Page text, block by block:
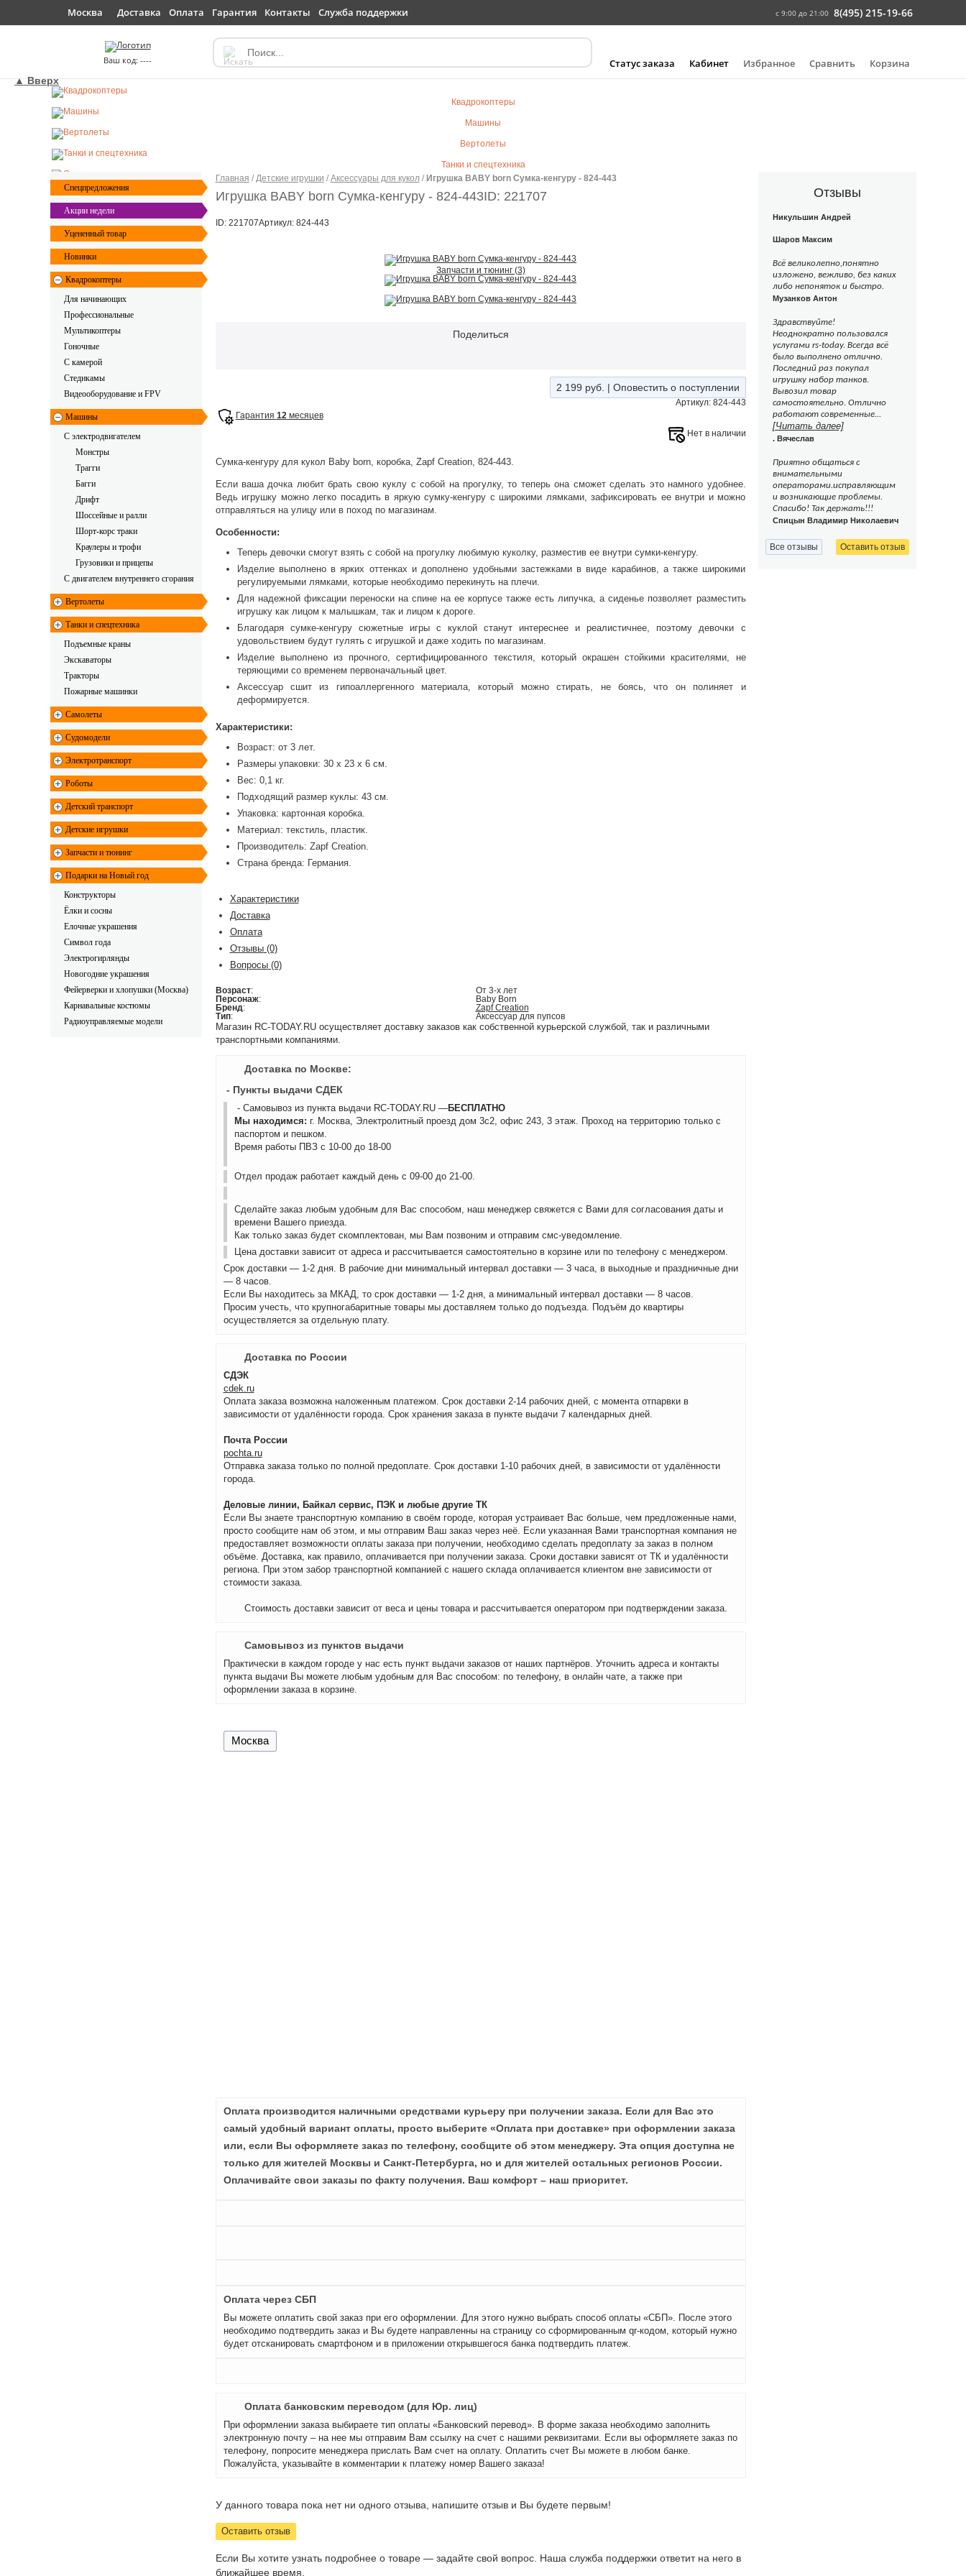
Москва Доставка Оплата Гарантия Контакты Служба поддержки с 9:00 до 21:00 8(495) 215-19-66
---- Статус заказа Кабинет Избранное Сравнить Корзина
Квадрокоптеры
Машины
Вертолеты
Танки и спецтехника
Детский транспорт
Спецпредложения
Акции недели
Уцененный товар
Новинки
Квадрокоптеры
Для начинающих
Профессиональные
Мультикоптеры
Гоночные
C камерой
Стедикамы
Видеооборудование и FPV
Машины
С электродвигателем
Монстры
Трагги
Багги
Дрифт
Шоссейные и ралли
Шорт-корс траки
Краулеры и трофи
Грузовики и прицепы
С двигателем внутреннего сгорания
Вертолеты
Танки и спецтехника
Подъемные краны
Экскаваторы
Тракторы
Пожарные машинки
Самолеты
Судомодели
Электротранспорт
Роботы
Детский транспорт
Детские игрушки
Запчасти и тюнинг
Подарки на Новый год
Конструкторы
Ёлки и сосны
Елочные украшения
Символ года
Электрогирлянды
Новогодние украшения
Фейерверки и хлопушки (Москва)
Карнавальные костюмы
Радиоуправляемые модели
Главная / Детские игрушки / Аксессуары для кукол / Игрушка BABY born Cумка-кенгуру - 824-443
Игрушка BABY born Cумка-кенгуру - 824-443ID: 221707
ID: 221707Артикул: 824-443
Запчасти и тюнинг (3)
Поделиться
2 199 руб. | Оповестить о поступлении
Артикул: 824-443
Гарантия 12 месяцев
Нет в наличии
Cумка-кенгуру для кукол Baby born, коробка, Zapf Creation, 824-443.
Если ваша дочка любит брать свою куклу с собой на прогулку, то теперь она сможет сделать это намного удобнее.
Ведь игрушку можно легко посадить в яркую сумку-кенгуру с широкими лямками, зафиксировать ее внутри и можно
отправляться на улицу или в поход по магазинам.
Особенности:
Теперь девочки смогут взять с собой на прогулку любимую куколку, разместив ее внутри сумки-кенгуру.
Изделие выполнено в ярких оттенках и дополнено удобными застежками в виде карабинов, а также широкими
регулируемыми лямками, которые необходимо перекинуть на плечи.
Для надежной фиксации переноски на спине на ее корпусе также есть липучка, а сиденье позволяет разместить
игрушку как лицом к малышкам, так и лицом к дороге.
Благодаря сумке-кенгуру сюжетные игры с куклой станут интереснее и реалистичнее, поэтому девочки с
удовольствием будут гулять с игрушкой и даже ходить по магазинам.
Изделие выполнено из прочного, сертифицированного текстиля, который окрашен стойкими красителями, не
теряющими со временем первоначальный цвет.
Аксессуар сшит из гипоаллергенного материала, который можно стирать, не боясь, что он полиняет и
деформируется.
Характеристики:
Возраст: от 3 лет.
Размеры упаковки: 30 х 23 х 6 см.
Вес: 0,1 кг.
Подходящий размер куклы: 43 см.
Упаковка: картонная коробка.
Материал: текстиль, пластик.
Производитель: Zapf Creation.
Страна бренда: Германия.
Характеристики
Доставка
Оплата
Отзывы(0)
Вопросы(0)
Возраст:
От 3-х лет
Персонаж:
Baby Born
Бренд:
Zapf Creation
Тип: Аксессуар для пупсов
Магазин RC-TODAY.RU осуществляет доставку заказов как собственной курьерской службой, так и различными
транспортными компаниями.
Доставка по Москве:
- Пункты выдачи СДЕК
- Самовывоз из пункта выдачи RC-TODAY.RU —БЕСПЛАТНО
Мы находимся: г. Москва, Электролитный проезд дом 3с2, офис 243, 3 этаж. Проход на территорию только с
паспортом и пешком.
Время работы ПВЗ с 10-00 до 18-00
Отдел продаж работает каждый день с 09-00 до 21-00.
Сделайте заказ любым удобным для Вас способом, наш менеджер свяжется с Вами для согласования даты и
времени Вашего приезда.
Как только заказ будет скомплектован, мы Вам позвоним и отправим смс-уведомление.
Цена доставки зависит от адреса и рассчитывается самостоятельно в корзине или по телефону с менеджером.
Срок доставки — 1-2 дня. В рабочие дни минимальный интервал доставки — 3 часа, в выходные и праздничные дни
— 8 часов.
Если Вы находитесь за МКАД, то срок доставки — 1-2 дня, а минимальный интервал доставки — 8 часов.
Просим учесть, что крупногабаритные товары мы доставляем только до подъезда. Подъём до квартиры
осуществляется за отдельную плату.
Доставка по России
СДЭК
cdek.ru
Оплата заказа возможна наложенным платежом. Срок доставки 2-14 рабочих дней, с момента отпарвки в
зависимости от удалённости города. Срок хранения заказа в пункте выдачи 7 календарных дней.
Почта России
pochta.ru
Отправка заказа только по полной предоплате. Срок доставки 1-10 рабочих дней, в зависимости от удалённости
города.
Деловые линии, Байкал сервис, ПЭК и любые другие ТК
Если Вы знаете транспортную компанию в своём городе, которая устраивает Вас больше, чем предложенные нами,
просто сообщите нам об этом, и мы отправим Ваш заказ через неё. Если указанная Вами транспортная компания не
предоставляет возможности оплаты заказа при получении, необходимо сделать предоплату за заказ в полном
объёме. Доставка, как правило, оплачивается при получении заказа. Сроки доставки зависят от ТК и удалённости
региона. При этом забор транспортной компанией с нашего склада оплачивается клиентом вне зависимости от
стоимости заказа.
Стоимость доставки зависит от веса и цены товара и рассчитывается оператором при подтверждении заказа.
Самовывоз из пунктов выдачи
Практически в каждом городе у нас есть пункт выдачи заказов от наших партнёров. Уточнить адреса и контакты
пункта выдачи Вы можете любым удобным для Вас способом: по телефону, в онлайн чате, а также при
оформлении заказа в корзине.
Москва
Оплата производится наличными средствами курьеру при получении заказа. Если для Вас это
самый удобный вариант оплаты, просто выберите «Оплата при доставке» при оформлении заказа
или, если Вы оформляете заказ по телефону, сообщите об этом менеджеру. Эта опция доступна не
только для жителей Москвы и Санкт-Петербурга, но и для жителей остальных регионов России.
Оплачивайте свои заказы по факту получения. Ваш комфорт – наш приоритет.
Оплата через СБП
Вы можете оплатить свой заказ при его оформлении. Для этого нужно выбрать способ оплаты «СБП». После этого
необходимо подтвердить заказ и Вы будете направленны на страницу со сформированным qr-кодом, который нужно
будет отсканировать смартфоном и в приложении открывшегося банка подтвердить платеж.
Оплата банковским переводом (для Юр. лиц)
При оформлении заказа выбираете тип оплаты «Банковский перевод». В форме заказа необходимо заполнить
электронную почту – на нее мы отправим Вам ссылку на счет с нашими реквизитами. Если вы оформляете заказ по
телефону, попросите менеджера прислать Вам счет на оплату. Оплатить счет Вы можете в любом банке.
Пожалуйста, указывайте в комментарии к платежу номер Вашего заказа!
У данного товара пока нет ни одного отзыва, напишите отзыв и Вы будете первым!
Оставить отзыв
Если Вы хотите узнать подробнее о товаре — задайте свой вопрос. Наша служба поддержки ответит на него в
ближайшее время.
Отзывы
Никульшин Андрей
Шаров Максим
Всё великолепно,понятно
изложено, вежливо, без каких
либо непоняток и быстро.
Музанков Антон
Здравствуйте!
Неоднократно пользовался
услугами rs-today. Всегда всё
было выполнено отлично.
Последний раз покупал
игрушку набор танков.
Вывозил товар
самостоятельно. Отлично
работают современные...
[Читать далее]
. Вячеслав
Приятно общаться с
внимательными
операторами.исправляющим
и возникающие проблемы.
Спасибо! Так держать!!!
Спицын Владимир Николаевич
Все отзывы Оставить отзыв
▲ Вверх